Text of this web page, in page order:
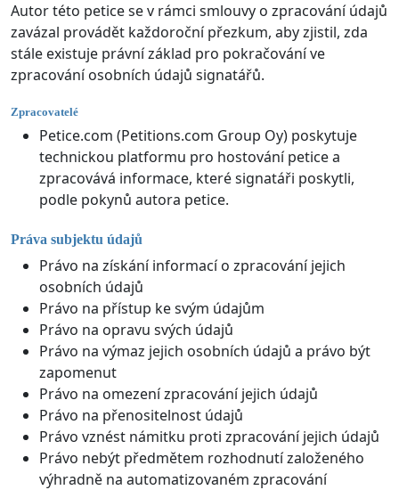
Autor této petice se v rámci smlouvy o zpracování údajů
zavázal provádět každoroční přezkum, aby zjistil, zda
stále existuje právní základ pro pokračování ve
zpracování osobních údajů signatářů.
Zpracovatelé
Petice.com (Petitions.com Group Oy) poskytuje
technickou platformu pro hostování petice a
zpracovává informace, které signatáři poskytli,
podle pokynů autora petice.
Práva subjektu údajů
Právo na získání informací o zpracování jejich
osobních údajů
Právo na přístup ke svým údajům
Právo na opravu svých údajů
Právo na výmaz jejich osobních údajů a právo být
zapomenut
Právo na omezení zpracování jejich údajů
Právo na přenositelnost údajů
Právo vznést námitku proti zpracování jejich údajů
Právo nebýt předmětem rozhodnutí založeného
výhradně na automatizovaném zpracování